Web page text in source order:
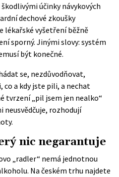
účinky návykových
dechové zkoušky
lékařské vyšetření běžně
sporný. Jinými slovy: systém
být konečné.
se, nezdůvodňovat,
a kdy jste pili, a nechat
tvrzení „pil jsem jen nealko“
neusvědčuje, rozhodují
nic negarantuje
„radler“ nemá jednotnou
Na českém trhu najdete